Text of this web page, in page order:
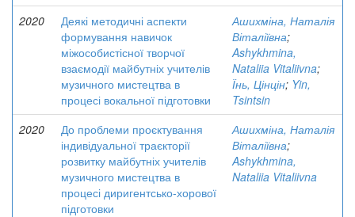
2020
Деякі методичні аспекти
формування навичок
міжособистісної творчої
взаємодії майбутніх учителів
музичного мистецтва в
процесі вокальної підготовки
Ашихміна, Наталія
Віталіївна;
Ashykhmina,
Nataliia Vitaliivna;
Їнь, Цінцін; Yin,
Tsintsin
2020
До проблеми проєктування
індивідуальної траєкторії
розвитку майбутніх учителів
музичного мистецтва в
процесі диригентсько-хорової
підготовки
Ашихміна, Наталія
Віталіївна;
Ashykhmina,
Nataliia Vitaliivna